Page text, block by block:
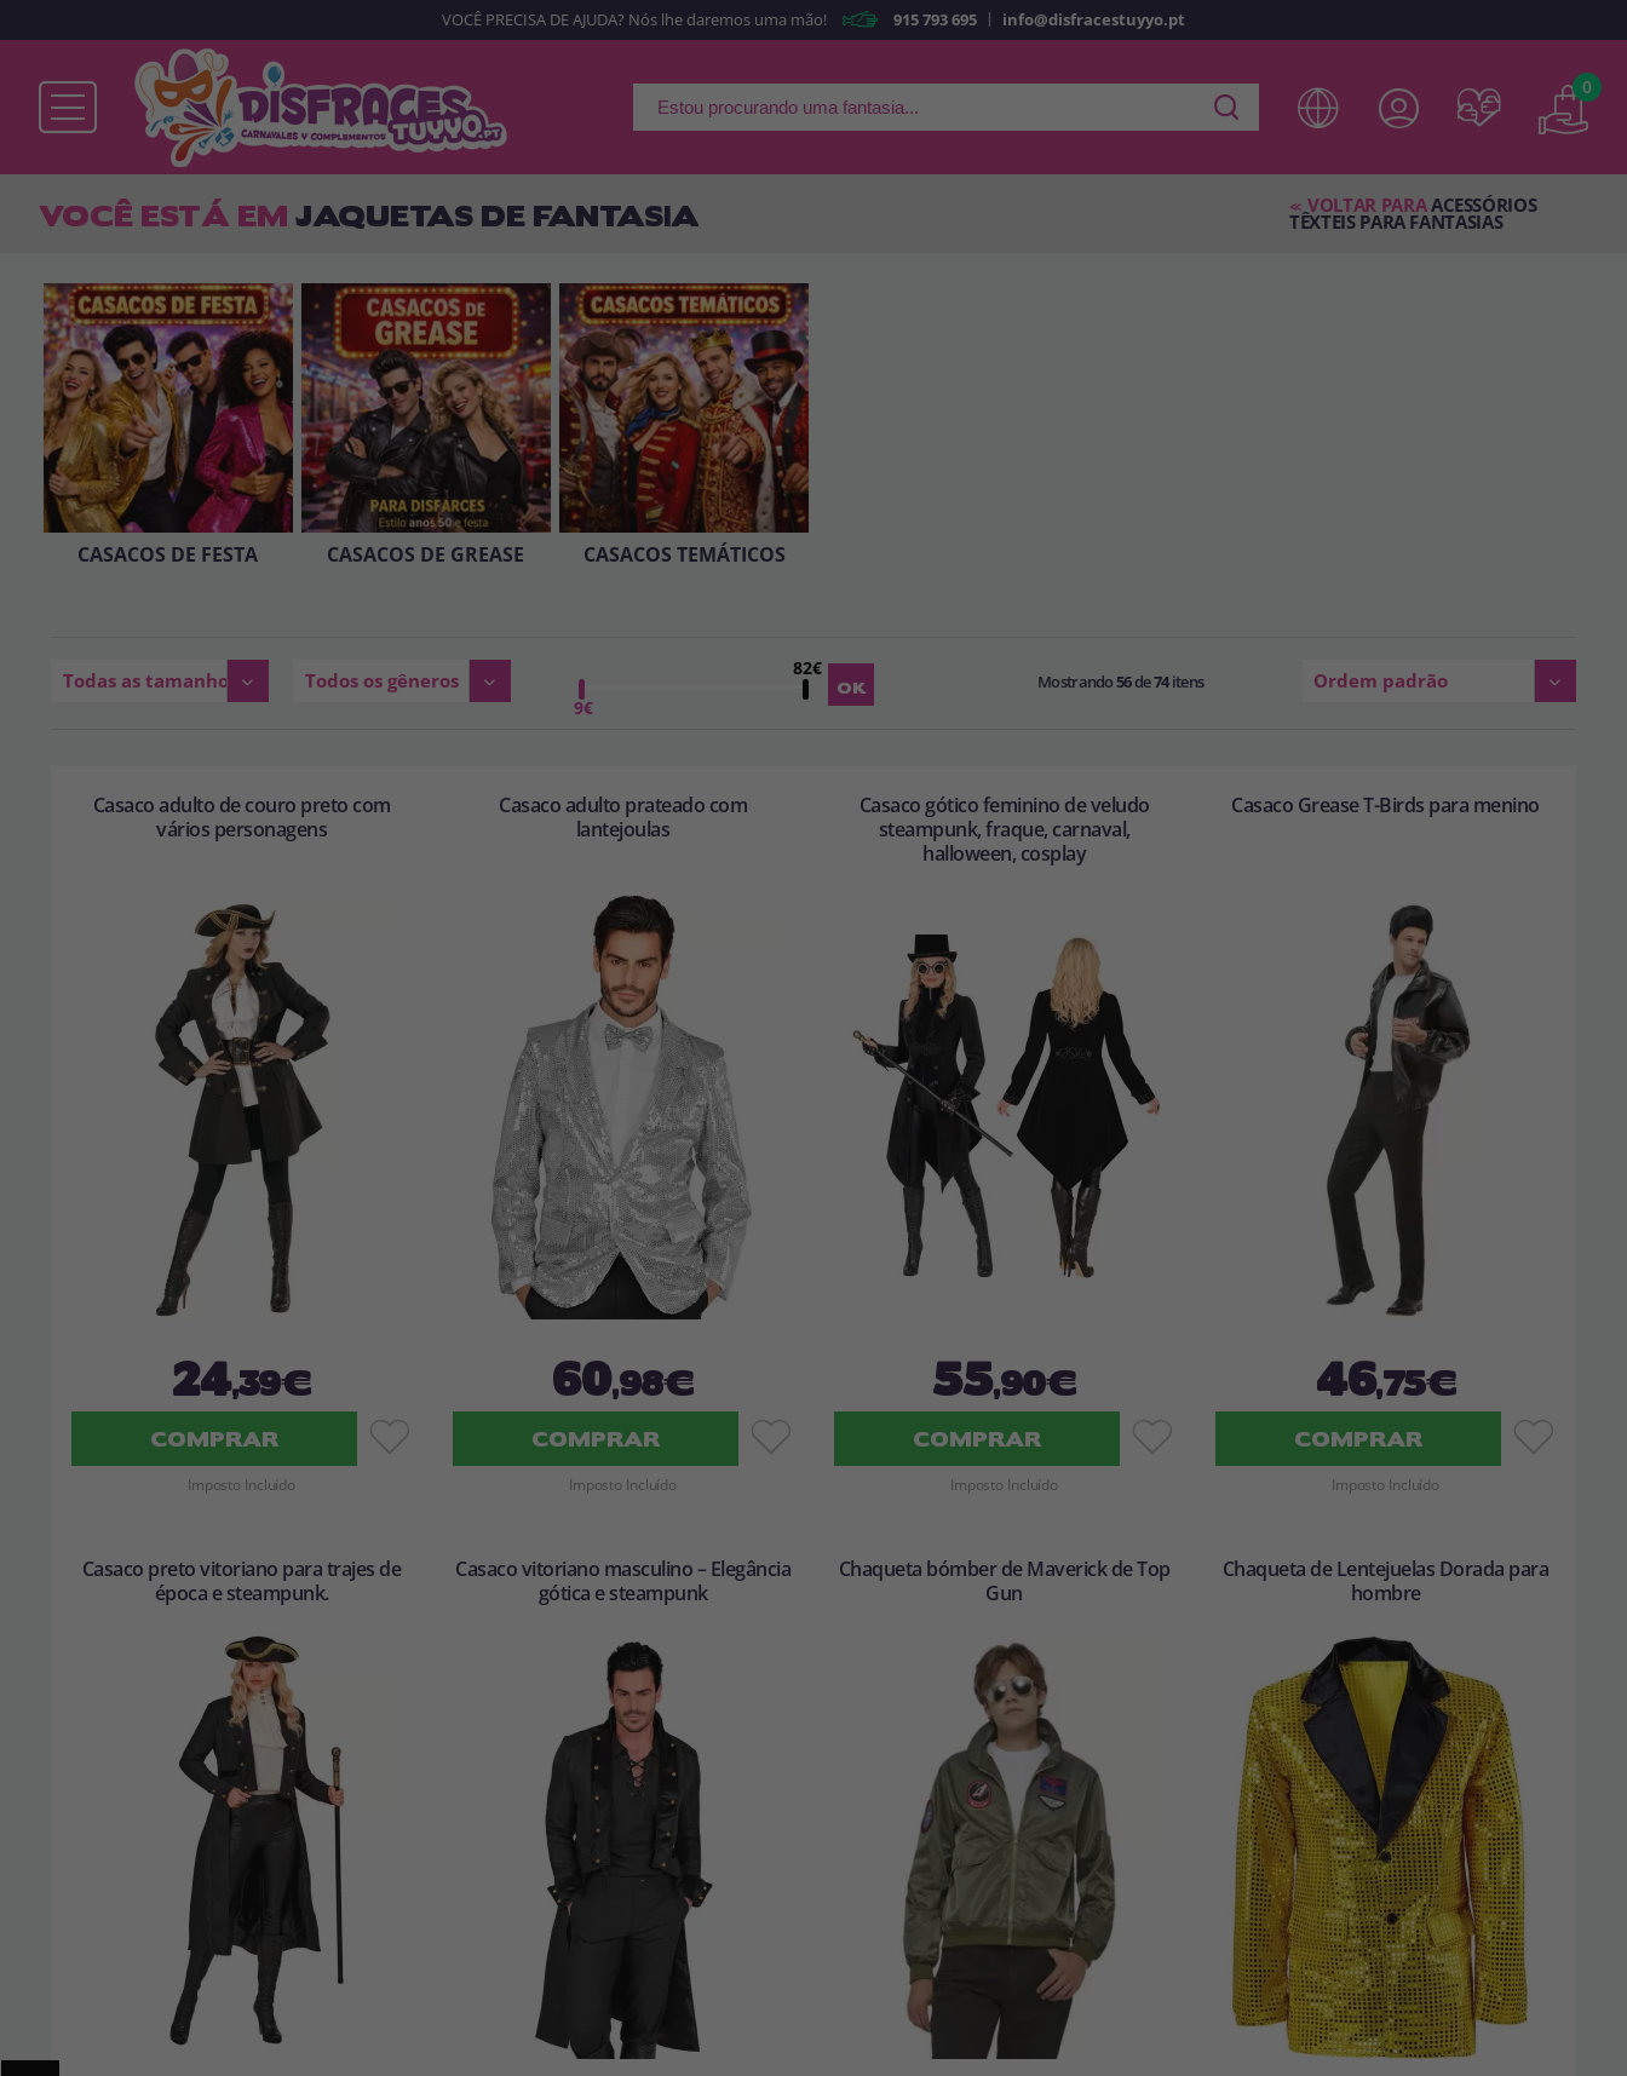
Já sou cliente
ENTRAR
Sou novo
VOCÊ PRECISA DE AJUDA? Nós lhe daremos uma mão! 915 793 695 | info@disfracestuyyo.pt
0
VOCÊ ESTÁ EM JAQUETAS DE FANTASIA << VOLTAR PARAACESSÓRIOS
TÊXTEIS PARA FANTASIAS
CASACOS DE FESTA CASACOS DE GREASE CASACOS TEMÁTICOS
Todas as tamanhos Todos os gêneros
9€
82€
Mostrando56de74itens Ordem padrão
Casaco adulto de couro preto com
vários personagens
24,39€
COMPRAR
Imposto Incluído
Casaco adulto prateado com
lantejoulas
60,98€
COMPRAR
Imposto Incluído
Casaco gótico feminino de veludo
steampunk, fraque, carnaval,
halloween, cosplay
55,90€
COMPRAR
Imposto Incluído
Casaco Grease T-Birds para menino
46,75€
COMPRAR
Imposto Incluído
Casaco preto vitoriano para trajes de
época e steampunk.
Casaco vitoriano masculino – Elegância
gótica e steampunk
Chaqueta bómber de Maverick de Top
Gun
Chaqueta de Lentejuelas Dorada para
hombre